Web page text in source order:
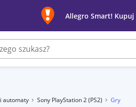
Allegro Smart! Kupuj
automaty Sony PlayStation 2 (PS2) Gry